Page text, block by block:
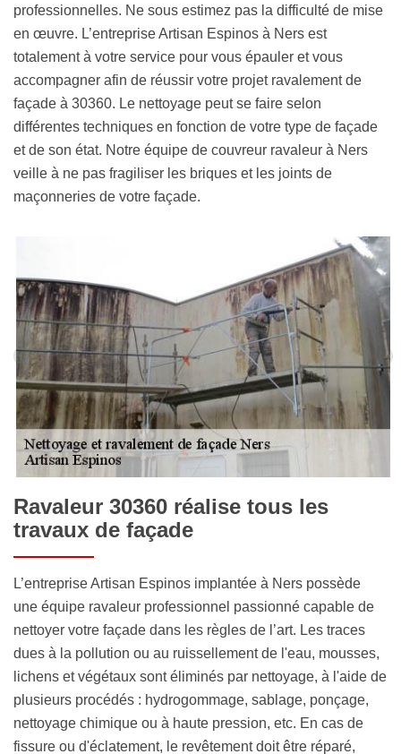
professionnelles. Ne sous estimez pas la difficulté de mise
en œuvre. L’entreprise Artisan Espinos à Ners est
totalement à votre service pour vous épauler et vous
accompagner afin de réussir votre projet ravalement de
façade à 30360. Le nettoyage peut se faire selon
différentes techniques en fonction de votre type de façade
et de son état. Notre équipe de couvreur ravaleur à Ners
veille à ne pas fragiliser les briques et les joints de
maçonneries de votre façade.
Ravaleur 30360 réalise tous les
travaux de façade
L’entreprise Artisan Espinos implantée à Ners possède
une équipe ravaleur professionnel passionné capable de
nettoyer votre façade dans les règles de l’art. Les traces
dues à la pollution ou au ruissellement de l'eau, mousses,
lichens et végétaux sont éliminés par nettoyage, à l'aide de
plusieurs procédés : hydrogommage, sablage, ponçage,
nettoyage chimique ou à haute pression, etc. En cas de
fissure ou d'éclatement, le revêtement doit être réparé,